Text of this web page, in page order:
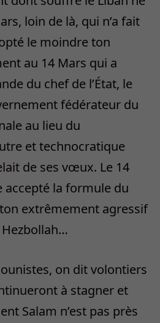
loin de là, qui n’a fait
le moindre ton
au 14 Mars qui a
du chef de l’État, le
fédérateur du
au lieu du
et technocratique
de ses vœux. Le 14
accepté la formule du
ton extrêmement agressif
on dit volontiers
à stagner et
Salam n’est pas près